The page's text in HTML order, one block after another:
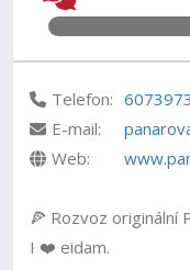
Telefon:
E-mail:
Web:
🍕 Rozvoz originální
I ❤️ eidam.